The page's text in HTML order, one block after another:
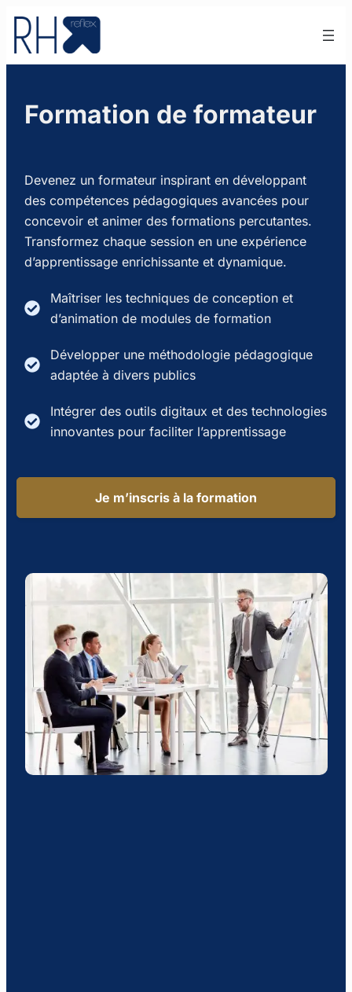
Aller
au
contenu
Formation de formateur
Devenez un formateur inspirant en développant
des compétences pédagogiques avancées pour
concevoir et animer des formations percutantes.
Transformez chaque session en une expérience
d’apprentissage enrichissante et dynamique.
Maîtriser les techniques de conception et
d’animation de modules de formation
Développer une méthodologie pédagogique
adaptée à divers publics
Intégrer des outils digitaux et des technologies
innovantes pour faciliter l’apprentissage
Je m’inscris à la formation